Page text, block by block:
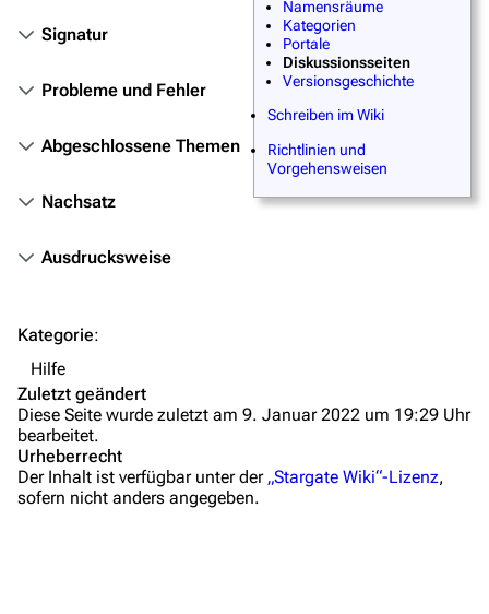
Fanprojekte
Kommerzielles
Mitmachen
Letzte Änderungen
Wiki-Diskussion
Namensräume
Kategorien
Portale
Diskussionsseiten
Versionsgeschichte
Schreiben im Wiki
Richtlinien und
Vorgehensweisen
Signatur
Probleme und Fehler
Abgeschlossene Themen
Nachsatz
Ausdrucksweise
Kategorie:
Hilfe
Zuletzt geändert
Diese Seite wurde zuletzt am 9. Januar 2022 um 19:29 Uhr
bearbeitet.
Urheberrecht
Der Inhalt ist verfügbar unter der „Stargate Wiki“-Lizenz,
sofern nicht anders angegeben.